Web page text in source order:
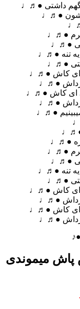
داشتی ●♬♩
نشون ●♬♩
پرم ●♬♩
●♬♩
تنه ●♬♩
●♬♩
ای کاش ●♬♩
فرداش ●♬♩
ای کاش ●♬♩
فرداش ●♬♩
●♬♩
●♬♩
●♬♩
پرم ●♬♩
●♬♩
تنه ●♬♩
●♬♩
ای کاش ●♬♩
فرداش ●♬♩
ای کاش ●♬♩
فرداش ●♬♩
پاش میموندی